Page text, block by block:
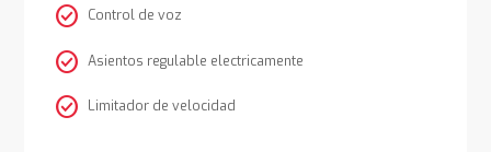
check_circle Control de voz
check_circle Asientos regulable electricamente
check_circle Limitador de velocidad